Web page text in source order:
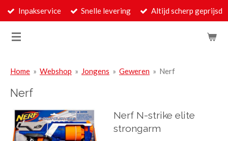
Ga
naar
Inpakservice Snelle levering Altijd scherp geprijsd
Home » Webshop » Jongens » Geweren » Nerf
Nerf
Nerf N-strike elite
strongarm